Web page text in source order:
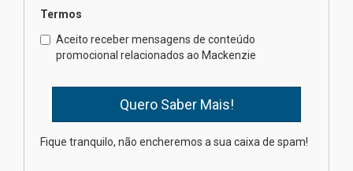
Brasília prepara seus
estudantes para o PAS antes
mesmo do Ensino Médio
na educação dos filhos além da
Termos
Aceito receber mensagens de conteúdo
promocional relacionados ao Mackenzie
Fique tranquilo, não encheremos a sua caixa de spam!